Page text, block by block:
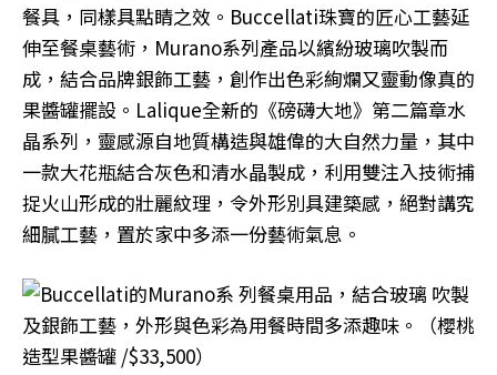
餐具，同樣具點睛之效。Buccellati珠寶的匠心工藝延
伸至餐桌藝術，Murano系列產品以繽紛玻璃吹製而
成，結合品牌銀飾工藝，創作出色彩絢爛又靈動像真的
果醬罐擺設。Lalique全新的《磅礴大地》第二篇章水
晶系列，靈感源自地質構造與雄偉的大自然力量，其中
一款大花瓶結合灰色和清水晶製成，利用雙注入技術捕
捉火山形成的壯麗紋理，令外形別具建築感，絕對講究
細膩工藝，置於家中多添一份藝術氣息。